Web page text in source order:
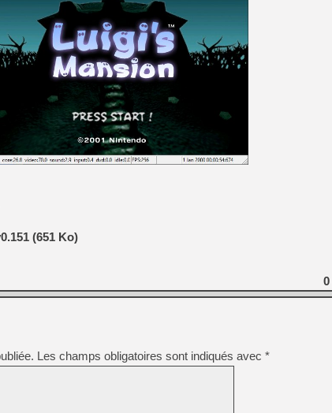
[GK] Beast of
[GK] Ubisoft : fin de partie
[GK] Mémoire cash -
[GK] Dan Houser (GTA)
[GK] Comment EA Sports
[GK] Crimson Moon : un
[GK] Isle of Reveries : le
[GK] Moonlighter 2 : The
[GK] Capcom relance
[GK] Le beat'em up The
[GK] Endless Legend 2 :
[LS] [PS5] Le WebKit
[GK] Oubliez Crazy Taxi,
[LS] [Switch] NSZ 5.0.0
(651 Ko)
0
Les champs obligatoires sont indiqués avec *